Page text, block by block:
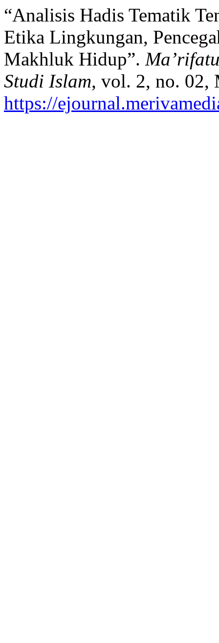
“Analisis Hadis Tematik
Etika Lingkungan,
Makhluk Hidup”.
Studi Islam, vol. 2, no. 02,
https://